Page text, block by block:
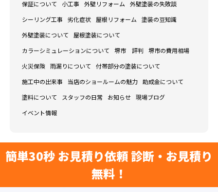
保証について 小工事 外壁リフォーム 外壁塗装の失敗談
シーリング工事 劣化症状 屋根リフォーム 塗装の豆知識
外壁塗装について 屋根塗装について
カラーシミュレーションについて 堺市 評判 堺市の費用相場
火災保険 雨漏りについて 付帯部分の塗装について
施工中の出来事 当店のショールームの魅力 助成金について
塗料について スタッフの日常 お知らせ 現場ブログ
イベント情報
簡単30秒 お見積り依頼 診断・お見積り
無料！